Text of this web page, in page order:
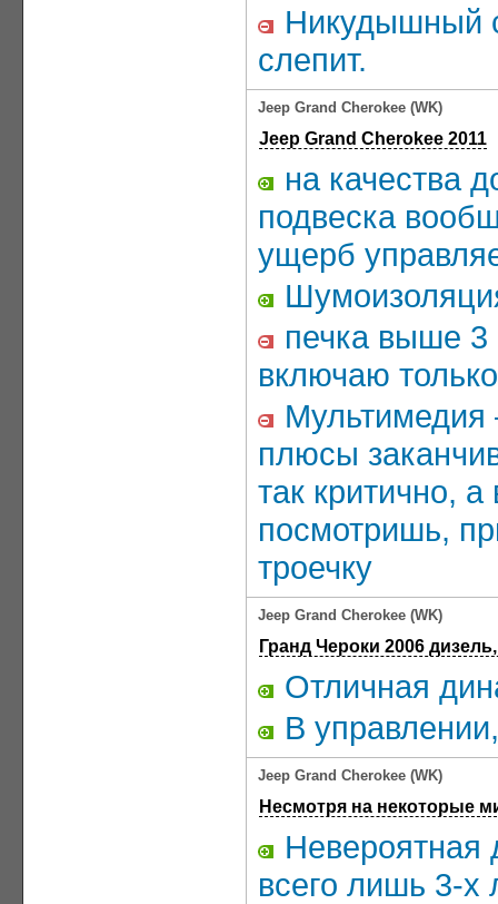
Никудышный
слепит.
Jeep Grand Cherokee (WK)
Jeep Grand Cherokee 2011
на качества
подвеска
ущерб
печка выше 3
включаю
Мультимедия
плюсы
так критично,
посмотришь,
троечку
Jeep Grand Cherokee (WK)
Гранд Чероки 2006
Отличная
В
Jeep Grand Cherokee (WK)
Несмотря на некоторые
Невероятная
всего лишь 3-х